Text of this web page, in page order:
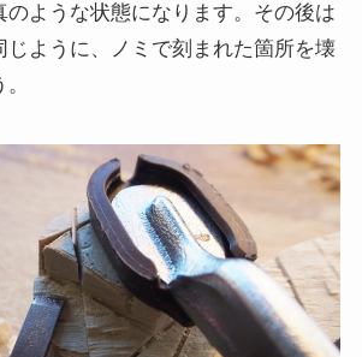
のような状態になります。その後は
じように、ノミで刻まれた箇所を壊